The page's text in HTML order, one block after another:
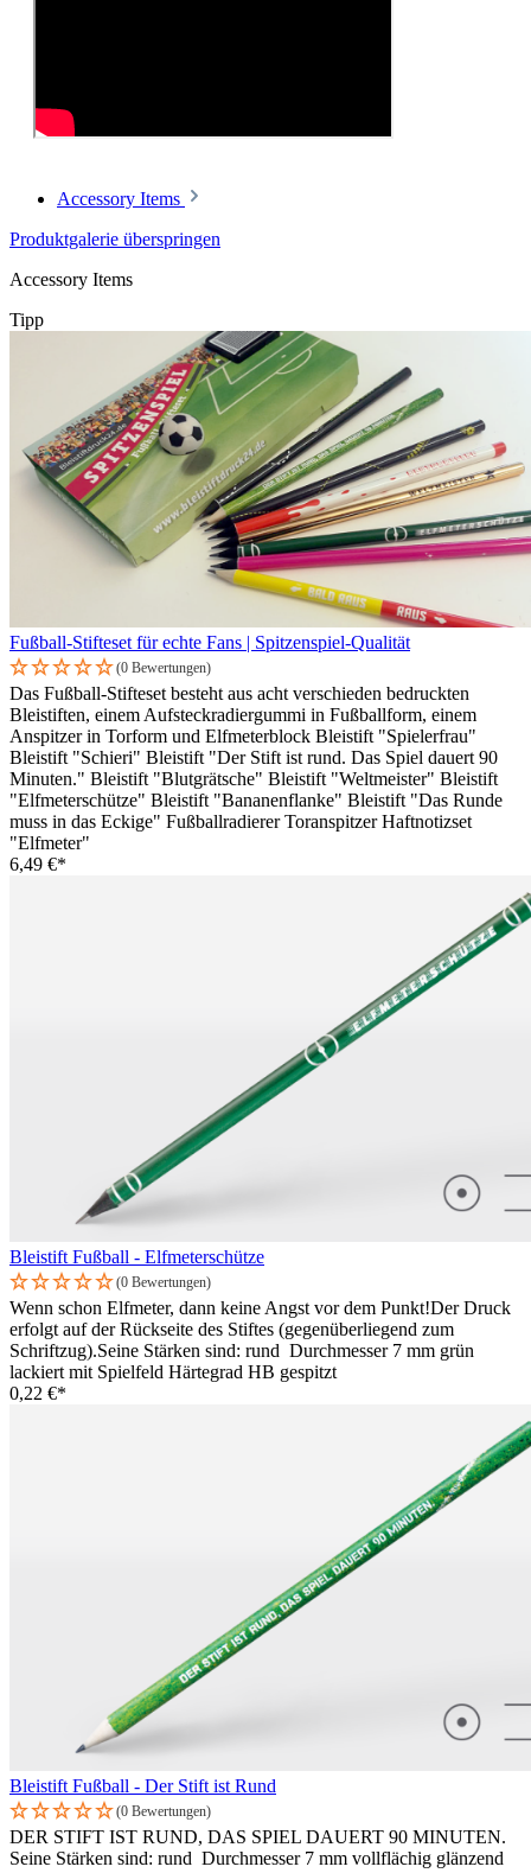
Accessory Items
Produktgalerie überspringen
Accessory Items
Tipp
Fußball-Stifteset für echte Fans | Spitzenspiel-Qualität
(0 Bewertungen)
Das Fußball-Stifteset besteht aus acht verschieden bedruckten
Bleistiften, einem Aufsteckradiergummi in Fußballform, einem
Anspitzer in Torform und Elfmeterblock Bleistift "Spielerfrau"
Bleistift "Schieri" Bleistift "Der Stift ist rund. Das Spiel dauert 90
Minuten." Bleistift "Blutgrätsche" Bleistift "Weltmeister" Bleistift
"Elfmeterschütze" Bleistift "Bananenflanke" Bleistift "Das Runde
muss in das Eckige" Fußballradierer Toranspitzer Haftnotizset
"Elfmeter"
6,49 €*
Bleistift Fußball - Elfmeterschütze
(0 Bewertungen)
Wenn schon Elfmeter, dann keine Angst vor dem Punkt!Der Druck
erfolgt auf der Rückseite des Stiftes (gegenüberliegend zum
Schriftzug).Seine Stärken sind: rund Durchmesser 7 mm grün
lackiert mit Spielfeld Härtegrad HB gespitzt
0,22 €*
Bleistift Fußball - Der Stift ist Rund
(0 Bewertungen)
DER STIFT IST RUND, DAS SPIEL DAUERT 90 MINUTEN.
Seine Stärken sind: rund Durchmesser 7 mm vollflächig glänzend